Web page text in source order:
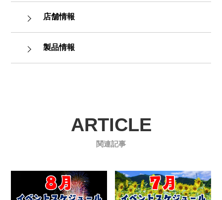
店舗情報
製品情報
ARTICLE
関連記事